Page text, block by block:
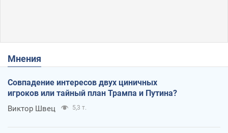
Мнения
Совпадение интересов двух циничных
игроков или тайный план Трампа и Путина?
Виктор Швец 5,3 т.